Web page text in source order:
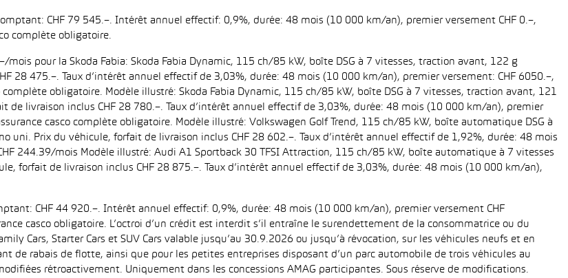
CHF 79 545.–. Intérêt annuel effectif: 0,9%, durée: 48 mois (10 000 km/an), premier versement CHF 0.–,
complète obligatoire.
mois pour la Skoda Fabia: Skoda Fabia Dynamic, 115 ch/85 kW, boîte DSG à 7 vitesses, traction avant, 122 g
28 475.–. Taux d’intérêt annuel effectif de 3,03%, durée: 48 mois (10 000 km/an), premier versement: CHF 6050.–,
obligatoire. Modèle illustré: Skoda Fabia Dynamic, 115 ch/85 kW, boîte DSG à 7 vitesses, traction avant, 121
livraison inclus CHF 28 780.–. Taux d’intérêt annuel effectif de 3,03%, durée: 48 mois (10 000 km/an), premier
casco complète obligatoire. Modèle illustré: Volkswagen Golf Trend, 115 ch/85 kW, boîte automatique DSG à
uni. Prix du véhicule, forfait de livraison inclus CHF 28 602.–. Taux d’intérêt annuel effectif de 1,92%, durée: 48 mois
244.39/mois Modèle illustré: Audi A1 Sportback 30 TFSI Attraction, 115 ch/85 kW, boîte automatique à 7 vitesses
forfait de livraison inclus CHF 28 875.–. Taux d’intérêt annuel effectif de 3,03%, durée: 48 mois (10 000 km/an),
CHF 44 920.–. Intérêt annuel effectif: 0,9%, durée: 48 mois (10 000 km/an), premier versement CHF
casco obligatoire. L’octroi d’un crédit est interdit s’il entraîne le surendettement de la consommatrice ou du
Cars, Starter Cars et SUV Cars valable jusqu’au 30.9.2026 ou jusqu’à révocation, sur les véhicules neufs et en
de rabais de flotte, ainsi que pour les petites entreprises disposant d’un parc automobile de trois véhicules au
rétroactivement. Uniquement dans les concessions AMAG participantes. Sous réserve de modifications.